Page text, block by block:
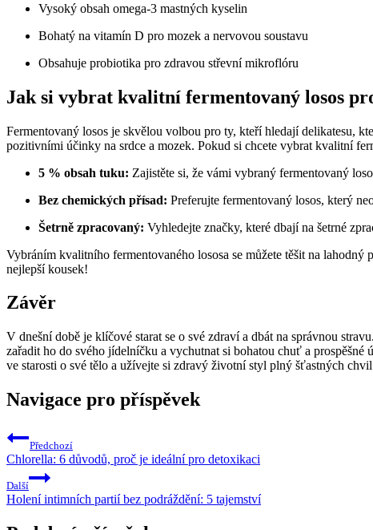
Vysoký obsah omega-3 mastných kyselin
Bohatý na vitamín D pro mozek a nervovou soustavu
Obsahuje probiotika pro zdravou střevní mikroflóru
Jak si vybrat kvalitní fermentovaný losos
Fermentovaný losos je skvělou volbou pro ty, kteří hledají delikatesu,
pozitivními účinky na srdce a mozek. Pokud si chcete vybrat kvalitní
5 % obsah tuku: Zajistěte si, že vámi vybraný fermentovaný
Bez chemických přísad: Preferujte fermentovaný losos, který
Šetrně zpracovaný: Vyhledejte značky, které dbají na šetrné
Vybráním kvalitního fermentovaného lososa se můžete těšit na
nejlepší kousek!
Závěr
V dnešní době je klíčové starat se o své zdraví a dbát na správnou
zařadit ho do svého jídelníčku a vychutnat si bohatou chuť a
ve starosti o své tělo a užívejte si zdravý životní styl plný šťastných
Navigace pro příspěvek
Předchozí
Chlorella: 6 důvodů, proč je ideální pro detoxikaci
Další
Holení intimních partií bez podráždění: 5 tajemství